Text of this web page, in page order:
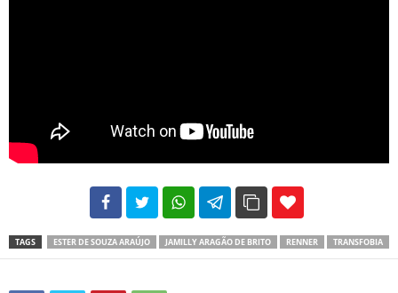
102 35
TAGS ESTER DE SOUZA ARAÚJO JAMILLY ARAGÃO DE BRITO RENNER TRANSFOBIA